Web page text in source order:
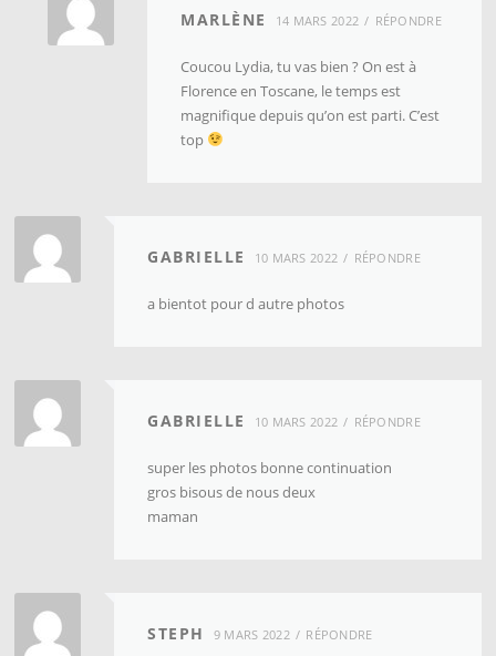
MARLÈNE 14 MARS 2022 RÉPONDRE
Coucou Lydia, tu vas bien ? On est à
Florence en Toscane, le temps est
magnifique depuis qu’on est parti. C’est
top
GABRIELLE 10 MARS 2022 RÉPONDRE
a bientot pour d autre photos
GABRIELLE 10 MARS 2022 RÉPONDRE
super les photos bonne continuation
gros bisous de nous deux
maman
STEPH 9 MARS 2022 RÉPONDRE